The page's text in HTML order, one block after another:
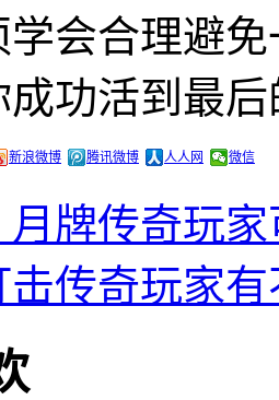
学会合理避
成功活到最
新浪微博 腾讯微博 人人网 微信
月牌传奇玩
击传奇玩家